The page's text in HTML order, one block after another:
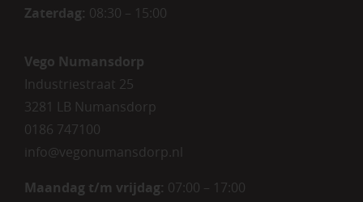
Zaterdag: 08:30 – 15:00
Vego Numansdorp
Industriestraat 25
3281 LB Numansdorp
0186 747100
info@vegonumansdorp.nl
Maandag t/m vrijdag: 07:00 – 17:00